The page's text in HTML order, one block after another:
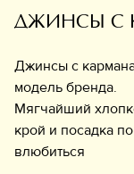
Информация
ДЖИНСЫ С
Джинсы с
модель бренда.
Мягчайший
крой и посадка
влюбиться